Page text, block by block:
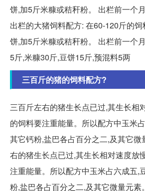
饼,加5斤米糠或秸秆粉。 出栏前一个
出栏的大猪饲料配方: 在60-120斤的
饼,加5斤米糠或秸秆粉。 出栏前一个
5斤,米糠30斤,豆饼15斤,预混料5两
三百斤的猪的饲料配方?
三百斤左右的猪生长点已过,其生长相
的饲料要注重能量。所以配方中玉米
其它钙粉,盐巴各占百分之二,及其它微
右的猪生长点已过,其生长相对速度放
注重能量。所以配方中玉米占六成五,
粉,盐巴各占百分之二,及其它微量元素。